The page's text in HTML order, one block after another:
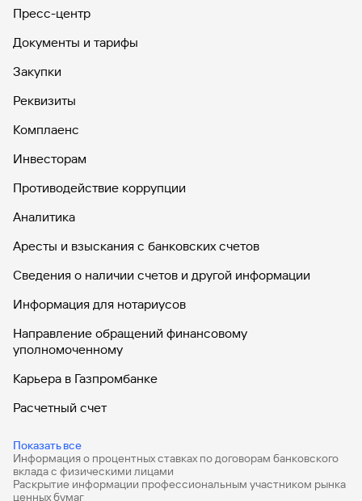
Пресс-центр
Документы и тарифы
Закупки
Реквизиты
Комплаенс
Инвесторам
Противодействие коррупции
Аналитика
Аресты и взыскания с банковских счетов
Сведения о наличии счетов и другой информации
Информация для нотариусов
Направление обращений финансовому
уполномоченному
Карьера в Газпромбанке
Расчетный счет
Показать все
Депозиты для бизнеса
Эквайринг
Информация о процентных ставках по договорам банковского
вклада с физическими лицами
Раскрытие информации профессиональным участником рынка
ценных бумаг